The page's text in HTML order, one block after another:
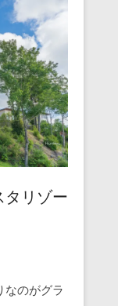
タリゾー
なのがグラ